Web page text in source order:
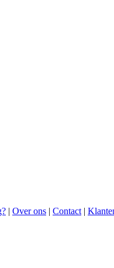
| Over ons | Contact |